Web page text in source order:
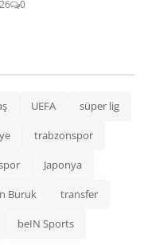
0
UEFA süper lig
trabzonspor
Japonya
Buruk transfer
beIN Sports